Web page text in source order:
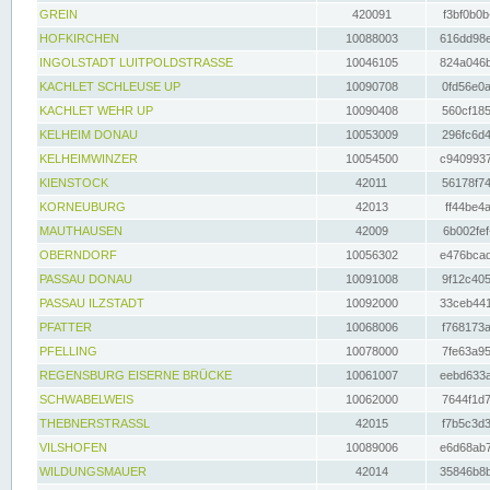
GREIN 420091
HOFKIRCHEN
10088003
INGOLSTADT LUITPOLDSTRASSE
10046105
KACHLET SCHLEUSE UP
10090708
KACHLET WEHR UP
10090408
KELHEIM DONAU
10053009
KELHEIMWINZER
10054500
KIENSTOCK
42011
KORNEUBURG
42013
MAUTHAUSEN
42009
OBERNDORF
10056302
PASSAU DONAU
10091008
PASSAU ILZSTADT
10092000
PFATTER
10068006
PFELLING
10078000
REGENSBURG EISERNE BRÜCKE
10061007
SCHWABELWEIS
10062000
THEBNERSTRASSL
42015
VILSHOFEN
10089006
WILDUNGSMAUER
42014